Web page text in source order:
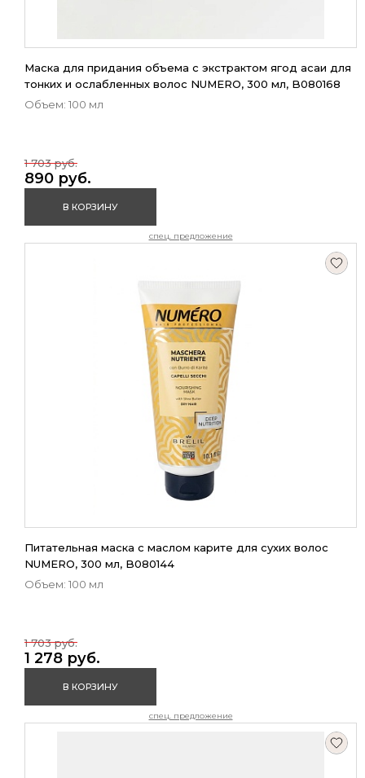
Маска для придания объема с экстрактом ягод асаи для
тонких и ослабленных волос NUMERO, 300 мл, B080168
Объем: 100 мл
890 руб.
1 703 руб.
В КОРЗИНУ
спец. предложение
Питательная маска с маслом карите для сухих волос
NUMERO, 300 мл, B080144
Объем: 100 мл
1 278 руб.
1 703 руб.
В КОРЗИНУ
спец. предложение